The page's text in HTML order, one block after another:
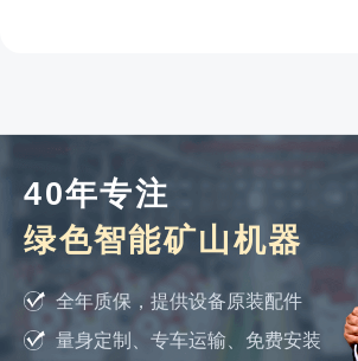
40年专注
绿色智能矿山机器
全年质保，提供设备原装配件
量身定制、专车运输、免费安装